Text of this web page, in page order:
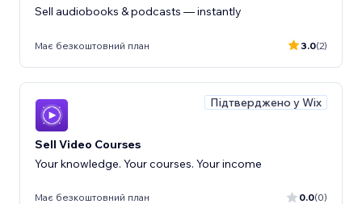
Sell audiobooks & podcasts — instantly
Має безкоштовний план 3.0(2)
Підтверджено у Wix
Sell Video Courses
Your knowledge. Your courses. Your income
Має безкоштовний план 0.0(0)